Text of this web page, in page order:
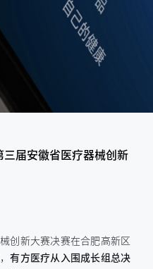
届安徽省医疗器械创新
创新大赛决赛在合肥高新区
有方医疗从入围成长组总决